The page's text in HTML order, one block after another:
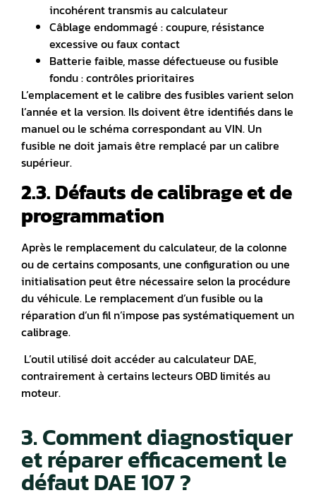
incohérent transmis au calculateur
Câblage endommagé : coupure, résistance
excessive ou faux contact
Batterie faible, masse défectueuse ou fusible
fondu : contrôles prioritaires
L’emplacement et le calibre des fusibles varient selon
l’année et la version. Ils doivent être identifiés dans le
manuel ou le schéma correspondant au VIN. Un
fusible ne doit jamais être remplacé par un calibre
supérieur.
2.3. Défauts de calibrage et de
programmation
Après le remplacement du calculateur, de la colonne
ou de certains composants, une configuration ou une
initialisation peut être nécessaire selon la procédure
du véhicule. Le remplacement d’un fusible ou la
réparation d’un fil n’impose pas systématiquement un
calibrage.
L’outil utilisé doit accéder au calculateur DAE,
contrairement à certains lecteurs OBD limités au
moteur.
3. Comment diagnostiquer
et réparer efficacement le
défaut DAE 107 ?